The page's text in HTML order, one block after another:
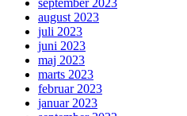
august 2023
juli 2023
juni 2023
maj 2023
marts 2023
februar 2023
januar 2023